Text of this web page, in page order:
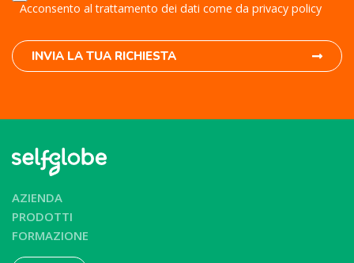
Acconsento al trattamento dei dati come da privacy policy
INVIA LA TUA RICHIESTA
AZIENDA
PRODOTTI
FORMAZIONE